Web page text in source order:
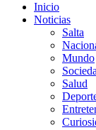
Inicio
Noticias
Salta
Mundo
Salud